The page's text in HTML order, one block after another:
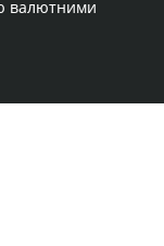
валютними